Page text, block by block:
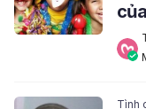
Tình